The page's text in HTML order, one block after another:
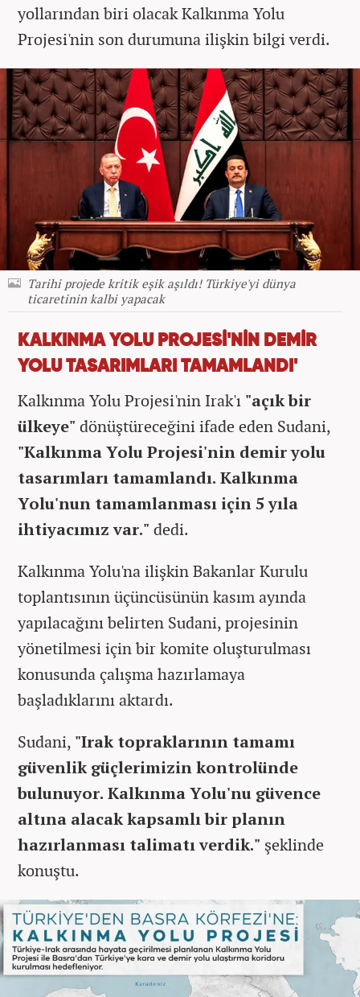
yollarından biri olacak Kalkınma Yolu
Projesi'nin son durumuna ilişkin bilgi verdi.
Tarihi projede kritik eşik aşıldı! Türkiye'yi dünya
ticaretinin kalbi yapacak
KALKINMA YOLU PROJESİ'NİN DEMİR
YOLU TASARIMLARI TAMAMLANDI'
Kalkınma Yolu Projesi'nin Irak'ı "açık bir
ülkeye" dönüştüreceğini ifade eden Sudani,
"Kalkınma Yolu Projesi'nin demir yolu
tasarımları tamamlandı. Kalkınma
Yolu'nun tamamlanması için 5 yıla
ihtiyacımız var." dedi.
Kalkınma Yolu'na ilişkin Bakanlar Kurulu
toplantısının üçüncüsünün kasım ayında
yapılacağını belirten Sudani, projesinin
yönetilmesi için bir komite oluşturulması
konusunda çalışma hazırlamaya
başladıklarını aktardı.
Sudani, "Irak topraklarının tamamı
güvenlik güçlerimizin kontrolünde
bulunuyor. Kalkınma Yolu'nu güvence
altına alacak kapsamlı bir planın
hazırlanması talimatı verdik." şeklinde
konuştu.